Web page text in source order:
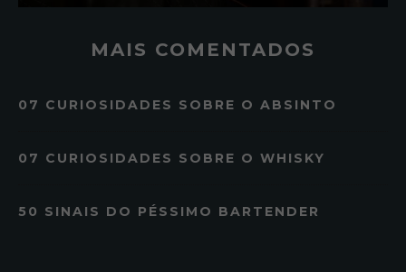
MAIS COMENTADOS
07 CURIOSIDADES SOBRE O ABSINTO
07 CURIOSIDADES SOBRE O WHISKY
50 SINAIS DO PÉSSIMO BARTENDER